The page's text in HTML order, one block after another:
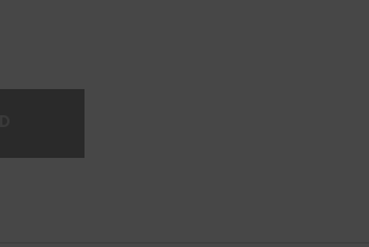
is niet op voorraad, kleur 10 Corail